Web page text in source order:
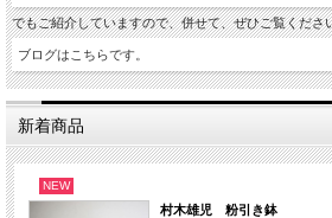
でもご紹介していますので、併せて、ぜひご覧くださ
ブログはこちらです。
新着商品
NEW
村木雄児 粉引き鉢